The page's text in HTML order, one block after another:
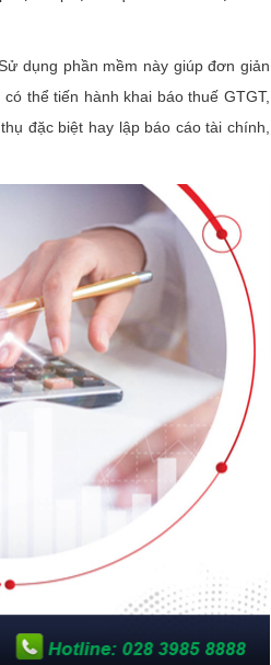
dụng phần mềm này giúp đơn giản
thể tiến hành khai báo thuế GTGT,
đặc biệt hay lập báo cáo tài chính,